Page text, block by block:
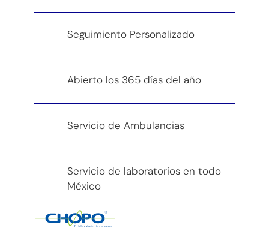
Seguimiento Personalizado
Abierto los 365 días del año
Servicio de Ambulancias
Servicio de laboratorios en todo
México